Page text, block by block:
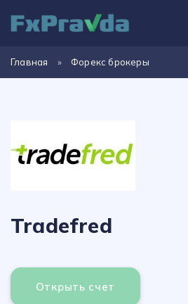
Главная » Форекс брокеры
Tradefred
Открыть счет